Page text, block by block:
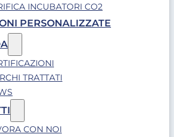
INCUBATORI CO2
PERSONALIZZATE
TRATTATI
CON NOI